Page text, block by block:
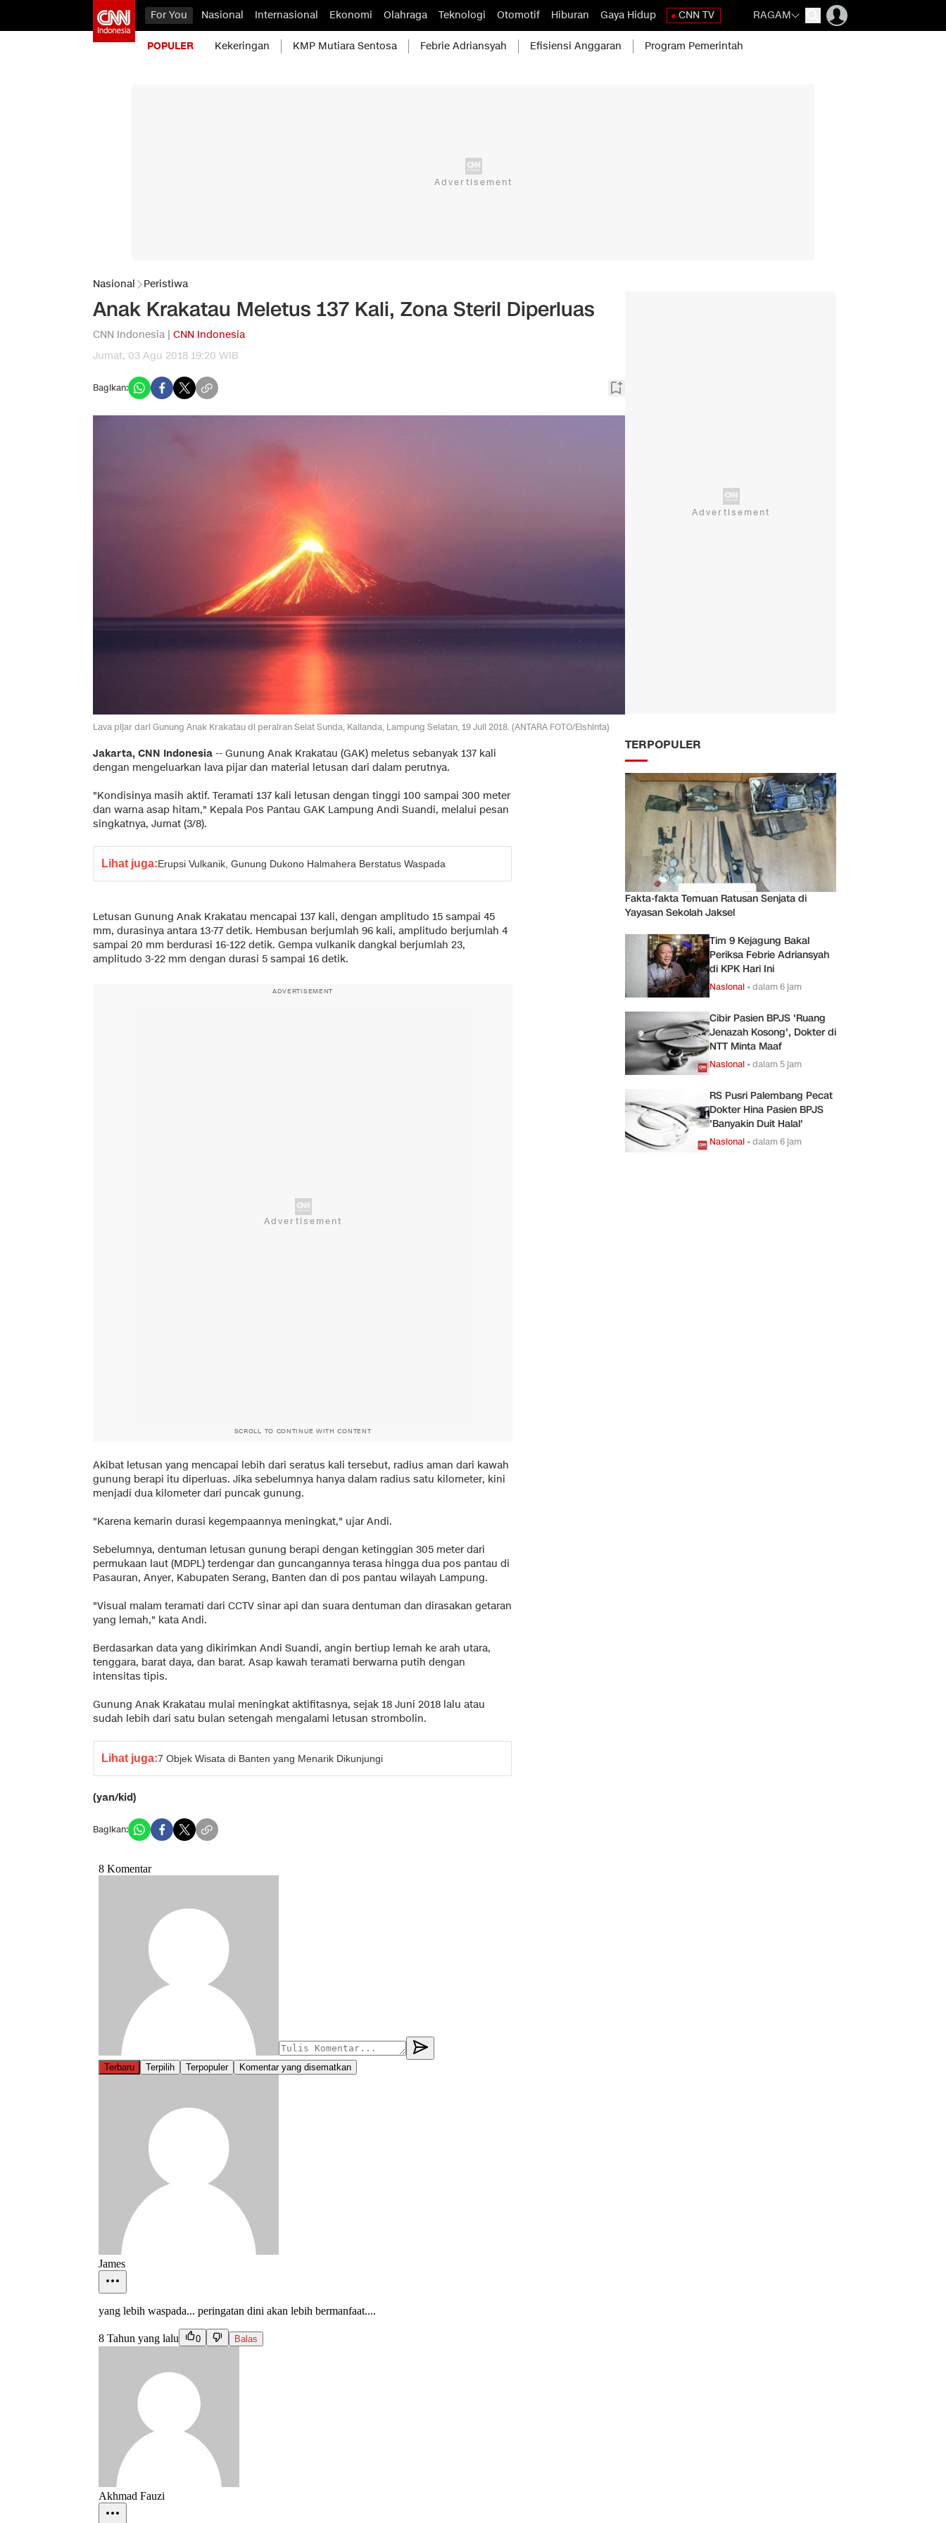
For You Nasional Internasional Ekonomi Olahraga Teknologi Otomotif Hiburan Gaya Hidup CNN TV RAGAM
POPULER Kekeringan KMP Mutiara Sentosa Febrie Adriansyah Efisiensi Anggaran Program Pemerintah
Nasional Peristiwa
Anak Krakatau Meletus 137 Kali, Zona Steril Diperluas
CNN Indonesia | CNN Indonesia
Jumat, 03 Agu 2018 19:20 WIB
Bagikan:
Lava pijar dari Gunung Anak Krakatau di perairan Selat Sunda, Kalianda, Lampung Selatan, 19 Juli 2018. (ANTARA FOTO/Elshinta)
Jakarta, CNN Indonesia -- Gunung Anak Krakatau (GAK) meletus sebanyak 137 kali
dengan mengeluarkan lava pijar dan material letusan dari dalam perutnya.
"Kondisinya masih aktif. Teramati 137 kali letusan dengan tinggi 100 sampai 300 meter
dan warna asap hitam," Kepala Pos Pantau GAK Lampung Andi Suandi, melalui pesan
singkatnya, Jumat (3/8).
Lihat juga:Erupsi Vulkanik, Gunung Dukono Halmahera Berstatus Waspada
Letusan Gunung Anak Krakatau mencapai 137 kali, dengan amplitudo 15 sampai 45
mm, durasinya antara 13-77 detik. Hembusan berjumlah 96 kali, amplitudo berjumlah 4
sampai 20 mm berdurasi 16-122 detik. Gempa vulkanik dangkal berjumlah 23,
amplitudo 3-22 mm dengan durasi 5 sampai 16 detik.
ADVERTISEMENT
SCROLL TO CONTINUE WITH CONTENT
Akibat letusan yang mencapai lebih dari seratus kali tersebut, radius aman dari kawah
gunung berapi itu diperluas. Jika sebelumnya hanya dalam radius satu kilometer, kini
menjadi dua kilometer dari puncak gunung.
"Karena kemarin durasi kegempaannya meningkat," ujar Andi.
Sebelumnya, dentuman letusan gunung berapi dengan ketinggian 305 meter dari
permukaan laut (MDPL) terdengar dan guncangannya terasa hingga dua pos pantau di
Pasauran, Anyer, Kabupaten Serang, Banten dan di pos pantau wilayah Lampung.
"Visual malam teramati dari CCTV sinar api dan suara dentuman dan dirasakan getaran
yang lemah," kata Andi.
Berdasarkan data yang dikirimkan Andi Suandi, angin bertiup lemah ke arah utara,
tenggara, barat daya, dan barat. Asap kawah teramati berwarna putih dengan
intensitas tipis.
Gunung Anak Krakatau mulai meningkat aktifitasnya, sejak 18 Juni 2018 lalu atau
sudah lebih dari satu bulan setengah mengalami letusan strombolin.
Lihat juga:7 Objek Wisata di Banten yang Menarik Dikunjungi
(yan/kid)
Bagikan:
TERPOPULER
Fakta-fakta Temuan Ratusan Senjata di
Yayasan Sekolah Jaksel
Tim 9 Kejagung Bakal
Periksa Febrie Adriansyah
di KPK Hari Ini
Nasional •dalam 6 jam
Cibir Pasien BPJS 'Ruang
Jenazah Kosong', Dokter di
NTT Minta Maaf
Nasional •dalam 5 jam
RS Pusri Palembang Pecat
Dokter Hina Pasien BPJS
'Banyakin Duit Halal'
Nasional •dalam 6 jam